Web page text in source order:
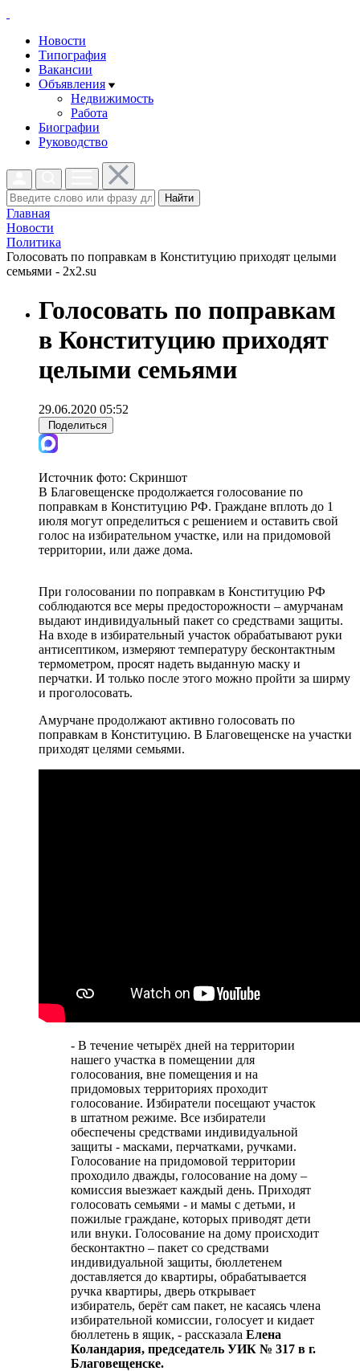
Новости
Типография
Вакансии
Объявления
Недвижимость
Работа
Биографии
Руководство
Найти
Главная
Новости
Политика
Голосовать по поправкам в Конституцию приходят целыми
семьями - 2x2.su
Голосовать по поправкам
в Конституцию приходят
целыми семьями
29.06.2020 05:52
Поделиться
Источник фото: Скриншот
В Благовещенске продолжается голосование по
поправкам в Конституцию РФ. Граждане вплоть до 1
июля могут определиться с решением и оставить свой
голос на избирательном участке, или на придомовой
территории, или даже дома.
При голосовании по поправкам в Конституцию РФ
соблюдаются все меры предосторожности – амурчанам
выдают индивидуальный пакет со средствами защиты.
На входе в избирательный участок обрабатывают руки
антисептиком, измеряют температуру бесконтактным
термометром, просят надеть выданную маску и
перчатки. И только после этого можно пройти за ширму
и проголосовать.
Амурчане продолжают активно голосовать по
поправкам в Конституцию. В Благовещенске на участки
приходят целями семьями.
- В течение четырёх дней на территории
нашего участка в помещении для
голосования, вне помещения и на
придомовых территориях проходит
голосование. Избиратели посещают участок
в штатном режиме. Все избиратели
обеспечены средствами индивидуальной
защиты - масками, перчатками, ручками.
Голосование на придомовой территории
проходило дважды, голосование на дому –
комиссия выезжает каждый день. Приходят
голосовать семьями - и мамы с детьми, и
пожилые граждане, которых приводят дети
или внуки. Голосование на дому происходит
бесконтактно – пакет со средствами
индивидуальной защиты, бюллетенем
доставляется до квартиры, обрабатывается
ручка квартиры, дверь открывает
избиратель, берёт сам пакет, не касаясь члена
избирательной комиссии, голосует и кидает
бюллетень в ящик, - рассказала Елена
Коландария, председатель УИК № 317 в г.
Благовещенске.